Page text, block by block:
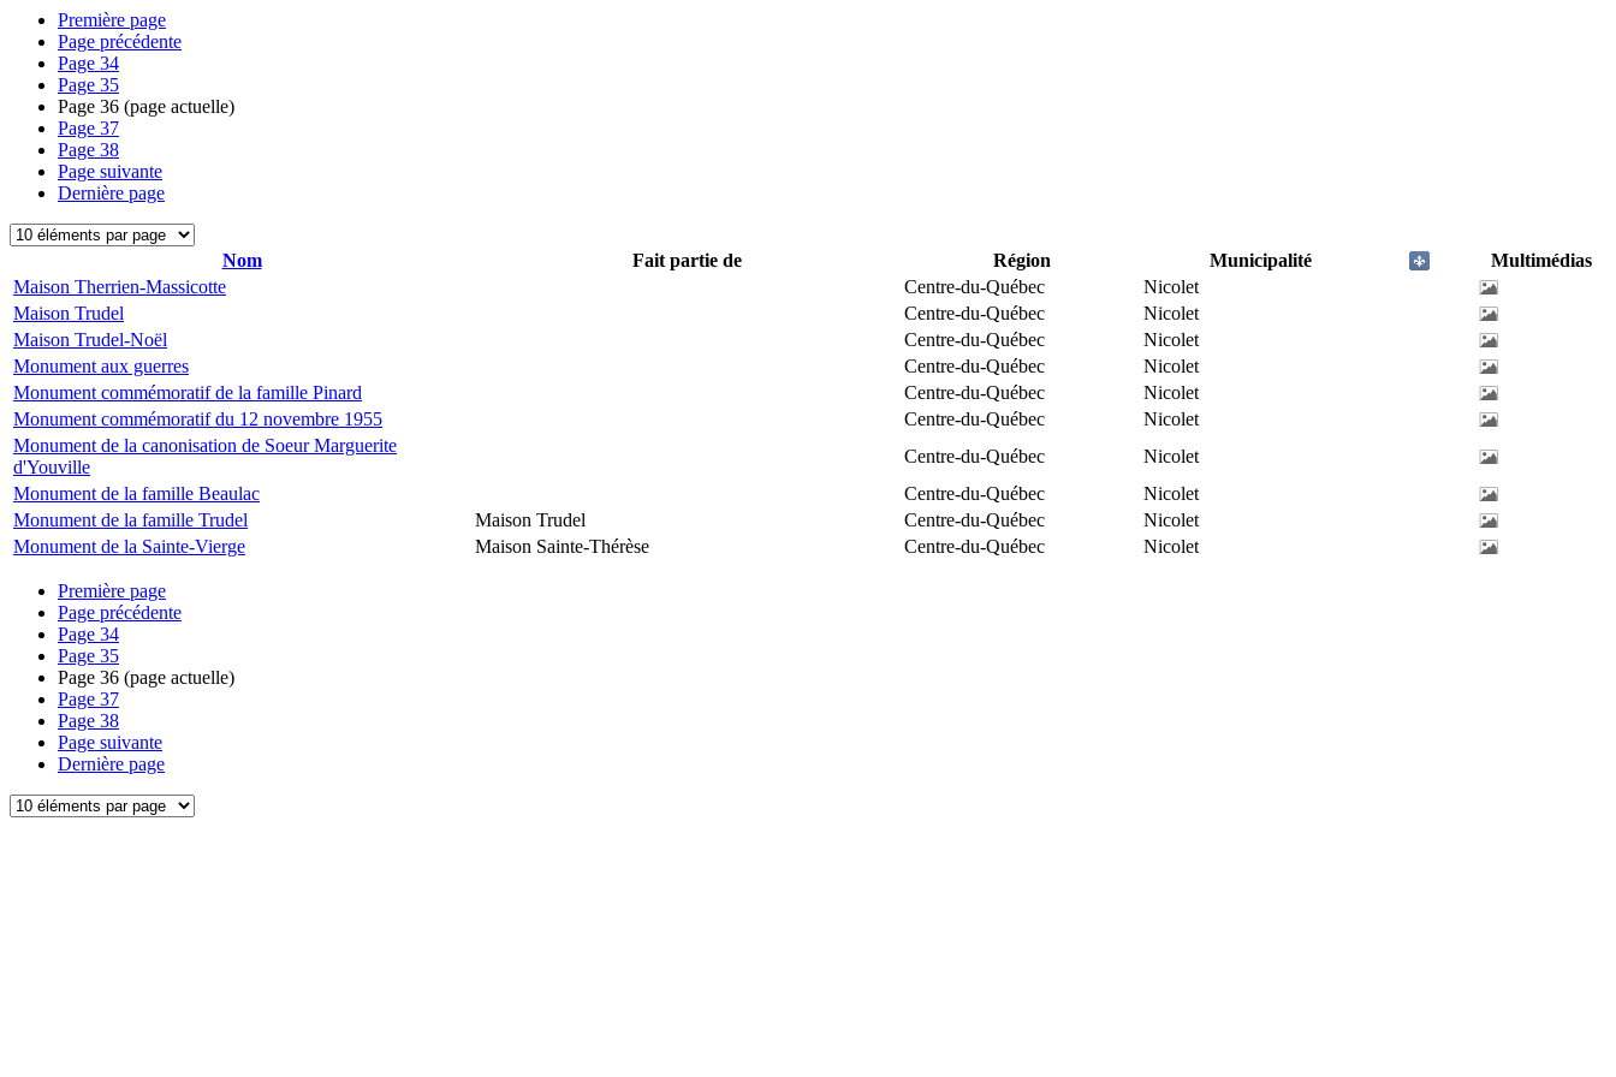
Première page
Page précédente
Page 34
Page 35
Page 36 (page actuelle)
Page 37
Page 38
Page suivante
Dernière page
Nom Fait partie de Région Municipalité
Multimédias
Maison Therrien-Massicotte
Centre-du-Québec
Nicolet
Maison Trudel
Centre-du-Québec
Nicolet
Maison Trudel-Noël
Centre-du-Québec
Nicolet
Monument aux guerres
Centre-du-Québec
Nicolet
Monument commémoratif de la famille Pinard
Centre-du-Québec
Nicolet
Monument commémoratif du 12 novembre 1955
Centre-du-Québec
Nicolet
Monument de la canonisation de Soeur Marguerite
d'Youville
Centre-du-Québec
Nicolet
Monument de la famille Beaulac
Centre-du-Québec
Nicolet
Monument de la famille Trudel
Maison Trudel Centre-du-Québec
Nicolet
Monument de la Sainte-Vierge
Maison Sainte-Thérèse Centre-du-Québec Nicolet
Première page
Page précédente
Page 34
Page 35
Page 36 (page actuelle)
Page 37
Page 38
Page suivante
Dernière page